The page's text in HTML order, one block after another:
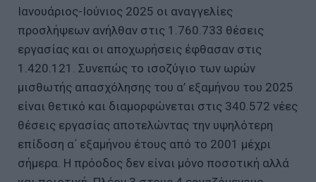
Ιανουάριος-Ιούνιος 2025 οι αναγγελίες
προσλήψεων ανήλθαν στις 1.760.733 θέσεις
εργασίας και οι αποχωρήσεις έφθασαν στις
1.420.121. Συνεπώς το ισοζύγιο των ωρών
μισθωτής απασχόλησης του α’ εξαμήνου του 2025
είναι θετικό και διαμορφώνεται στις 340.572 νέες
θέσεις εργασίας αποτελώντας την υψηλότερη
επίδοση α΄ εξαμήνου έτους από το 2001 μέχρι
σήμερα. Η πρόοδος δεν είναι μόνο ποσοτική αλλά